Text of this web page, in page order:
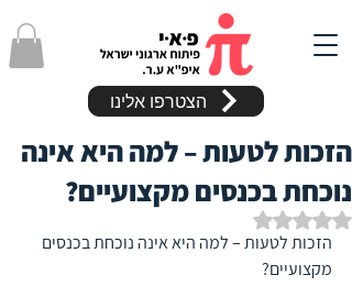
הצטרפו אלינו
הזכות לטעות – למה היא אינה
נוכחת בכנסים מקצועיים?
דירוג של NaN מתוך 5 כוכבים
הזכות לטעות – למה היא אינה נוכחת בכנסים
מקצועיים?